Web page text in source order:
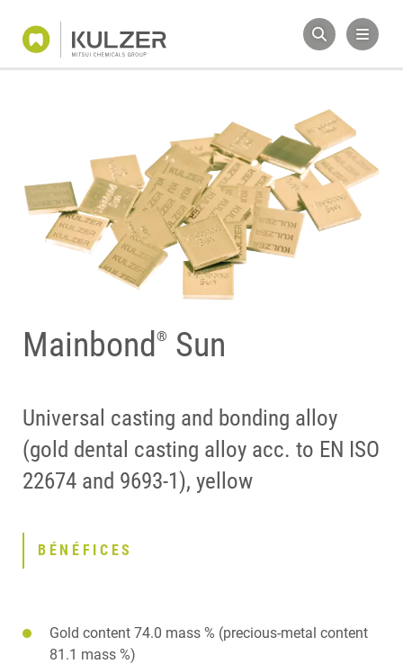
Mainbond ® Sun
Universal casting and bonding alloy
(gold dental casting alloy acc. to EN ISO
22674 and 9693-1), yellow
BÉNÉFICES
Gold content 74.0 mass % (precious-metal content
81.1 mass %)